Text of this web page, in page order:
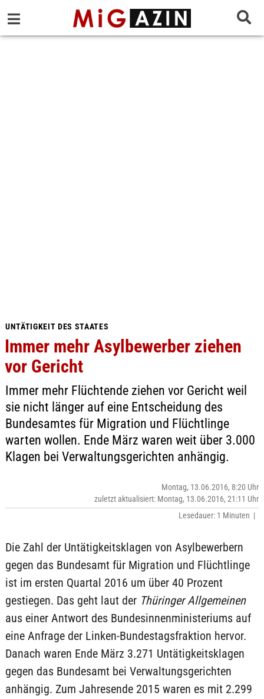
UNTÄTIGKEIT DES STAATES
Immer mehr Asylbewerber ziehen
vor Gericht
Immer mehr Flüchtende ziehen vor Gericht weil
sie nicht länger auf eine Entscheidung des
Bundesamtes für Migration und Flüchtlinge
warten wollen. Ende März waren weit über 3.000
Klagen bei Verwaltungsgerichten anhängig.
Montag, 13.06.2016, 8:20 Uhr
zuletzt aktualisiert: Montag, 13.06.2016, 21:11 Uhr
Lesedauer: 1 Minuten |
Die Zahl der Untätigkeitsklagen von Asylbewerbern
gegen das Bundesamt für Migration und Flüchtlinge
ist im ersten Quartal 2016 um über 40 Prozent
gestiegen. Das geht laut der Thüringer Allgemeinen
aus einer Antwort des Bundesinnenministeriums auf
eine Anfrage der Linken-Bundestagsfraktion hervor.
Danach waren Ende März 3.271 Untätigkeitsklagen
gegen das Bundesamt bei Verwaltungsgerichten
anhängig. Zum Jahresende 2015 waren es mit 2.299